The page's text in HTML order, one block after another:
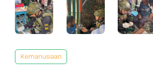
Kemanusiaan